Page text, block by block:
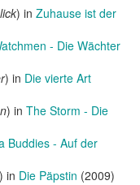
) in Zuhause ist der
- Die Wächter
) in Die vierte Art
) in The Storm - Die
Buddies - Auf der
) in Die Päpstin (2009)